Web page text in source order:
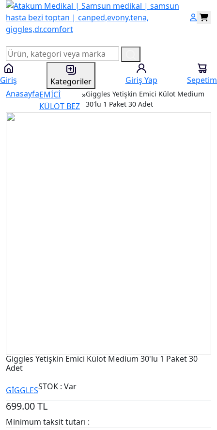
Giriş Kategoriler Giriş Yap
Sepetim
AnasayfaEMİCİ
KÜLOT BEZ
»Giggles Yetişkin Emici Külot Medium
30'lu 1 Paket 30 Adet
Giggles Yetişkin Emici Külot Medium 30'lu 1 Paket 30
Adet
GİGGLESSTOK : Var
699.00TL
Minimum taksit tutarı :